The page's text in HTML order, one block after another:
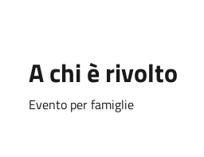
A chi è rivolto
Evento per famiglie